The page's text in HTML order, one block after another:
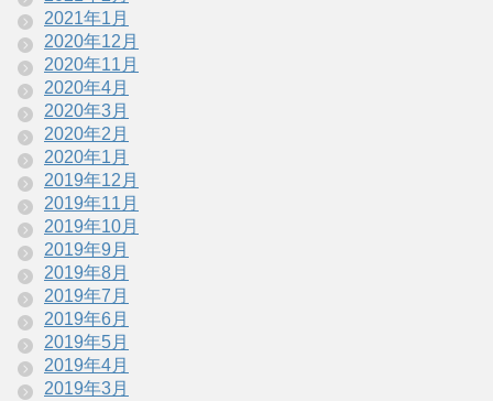
2021年1月
2020年12月
2020年11月
2020年4月
2020年3月
2020年2月
2020年1月
2019年12月
2019年11月
2019年10月
2019年9月
2019年8月
2019年7月
2019年6月
2019年5月
2019年4月
2019年3月